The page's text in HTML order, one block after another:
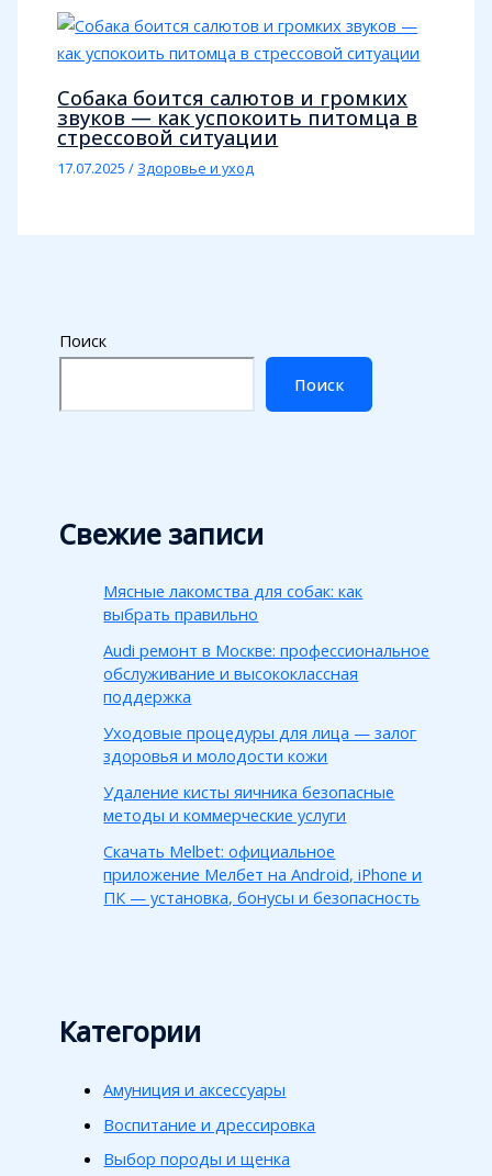
Собака боится салютов и громких
звуков — как успокоить питомца в
стрессовой ситуации
17.07.2025/ Здоровье и уход
Поиск
Поиск
Свежие записи
Мясные лакомства для собак: как
выбрать правильно
Audi ремонт в Москве: профессиональное
обслуживание и высококлассная
поддержка
Уходовые процедуры для лица — залог
здоровья и молодости кожи
Удаление кисты яичника безопасные
методы и коммерческие услуги
Скачать Melbet: официальное
приложение Мелбет на Android, iPhone и
ПК — установка, бонусы и безопасность
Категории
Амуниция и аксессуары
Воспитание и дрессировка
Выбор породы и щенка